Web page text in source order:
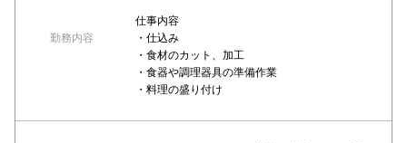
勤務内容
仕事内容
・仕込み
・食材のカット、加工
・食器や調理器具の準備作業
・料理の盛り付け